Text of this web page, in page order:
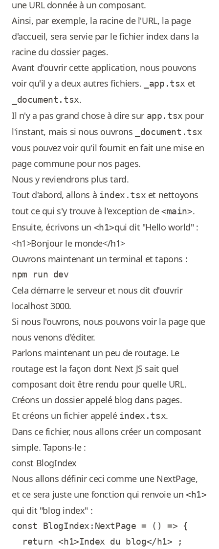
une URL donnée à un composant.
Ainsi, par exemple, la racine de l'URL, la page
d'accueil, sera servie par le fichier index dans la
racine du dossier pages.
Avant d'ouvrir cette application, nous pouvons
voir qu'il y a deux autres fichiers.
_app.tsx et
_document.tsx.
Il n'y a pas grand chose à dire sur app.tsx pour
l'instant, mais si nous ouvrons
_document.tsx
vous pouvez voir qu'il fournit en fait une mise en
page commune pour nos pages.
Nous y reviendrons plus tard.
Tout d'abord, allons à index.tsx et nettoyons
tout ce qui s'y trouve à l'exception de<main>.
Ensuite, écrivons un <h1>qui dit "Hello world" :
<h1>Bonjour le monde</h1>
Ouvrons maintenant un terminal et tapons :
Cela démarre le serveur et nous dit d'ouvrir
localhost 3000.
Si nous l'ouvrons, nous pouvons voir la page que
nous venons d'éditer.
Parlons maintenant un peu de routage. Le
routage est la façon dont Next JS sait quel
composant doit être rendu pour quelle URL.
Créons un dossier appelé blog dans pages.
Et créons un fichier appelé index.tsx.
Dans ce fichier, nous allons créer un composant
simple. Tapons-le :
const BlogIndex
Nous allons définir ceci comme une NextPage,
et ce sera juste une fonction qui renvoie un<h1>
qui dit "blog index" :
const BlogIndex:NextPage = () => {
  return <h1>Index du blog</h1> ;